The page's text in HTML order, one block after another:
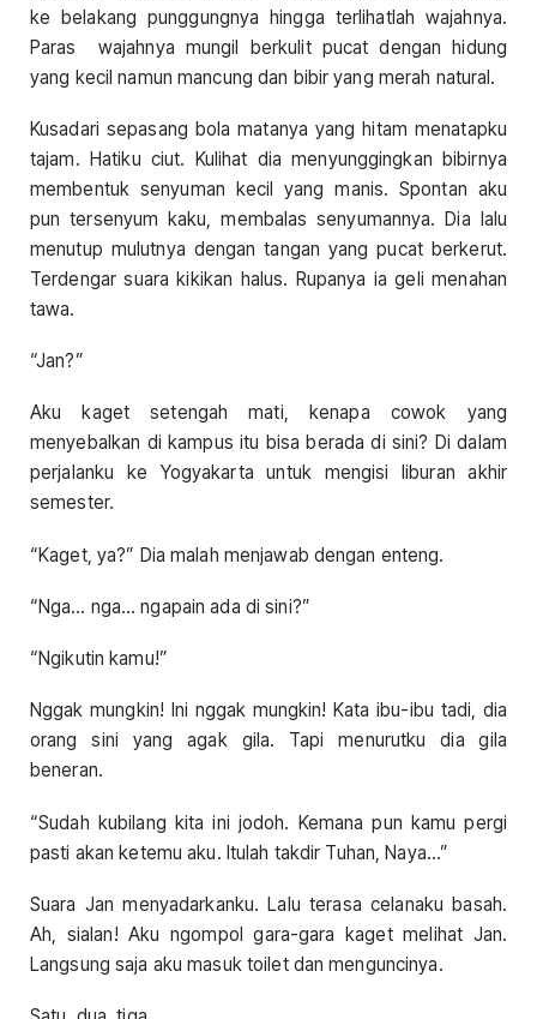
ke belakang punggungnya hingga terlihatlah wajahnya.
Paras wajahnya mungil berkulit pucat dengan hidung
yang kecil namun mancung dan bibir yang merah natural.
Kusadari sepasang bola matanya yang hitam menatapku
tajam. Hatiku ciut. Kulihat dia menyunggingkan bibirnya
membentuk senyuman kecil yang manis. Spontan aku
pun tersenyum kaku, membalas senyumannya. Dia lalu
menutup mulutnya dengan tangan yang pucat berkerut.
Terdengar suara kikikan halus. Rupanya ia geli menahan
tawa.
“Jan?”
Aku kaget setengah mati, kenapa cowok yang
menyebalkan di kampus itu bisa berada di sini? Di dalam
perjalanku ke Yogyakarta untuk mengisi liburan akhir
semester.
“Kaget, ya?” Dia malah menjawab dengan enteng.
“Nga… nga… ngapain ada di sini?”
“Ngikutin kamu!”
Nggak mungkin! Ini nggak mungkin! Kata ibu-ibu tadi, dia
orang sini yang agak gila. Tapi menurutku dia gila
beneran.
“Sudah kubilang kita ini jodoh. Kemana pun kamu pergi
pasti akan ketemu aku. Itulah takdir Tuhan, Naya…”
Suara Jan menyadarkanku. Lalu terasa celanaku basah.
Ah, sialan! Aku ngompol gara-gara kaget melihat Jan.
Langsung saja aku masuk toilet dan menguncinya.